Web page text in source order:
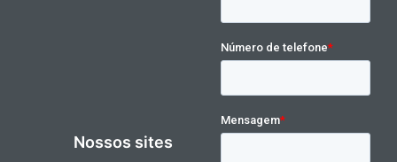
Nossos sites